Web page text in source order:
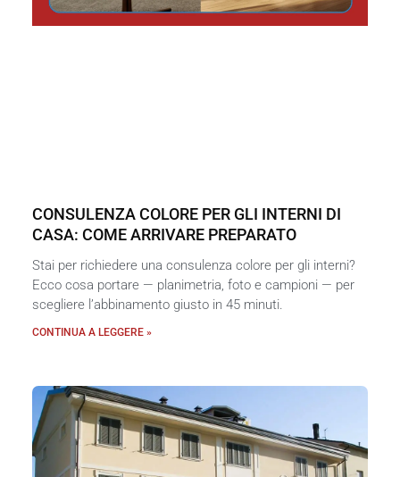
CONSULENZA COLORE PER GLI INTERNI DI
CASA: COME ARRIVARE PREPARATO
Stai per richiedere una consulenza colore per gli interni?
Ecco cosa portare — planimetria, foto e campioni — per
scegliere l’abbinamento giusto in 45 minuti.
CONTINUA A LEGGERE »